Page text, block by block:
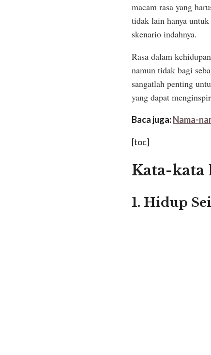
macam rasa yang
tidak lain hanya
skenario indahnya.
Rasa dalam
namun tidak bagi
sangatlah penting
yang dapat
Baca juga:Nama-
[toc]
Kata-kata
1. Hidup